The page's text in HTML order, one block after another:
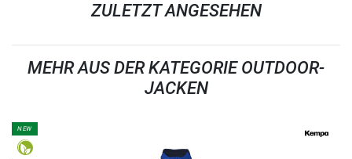
ZULETZT ANGESEHEN
MEHR AUS DER KATEGORIE OUTDOOR-
JACKEN
NEW